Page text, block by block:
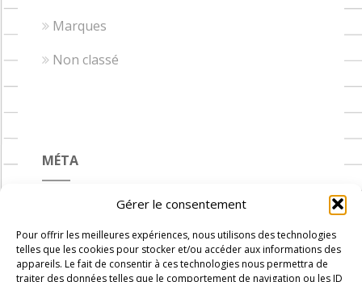
Gérer le consentement
Pour offrir les meilleures expériences, nous utilisons des technologies
telles que les cookies pour stocker et/ou accéder aux informations des
appareils. Le fait de consentir à ces technologies nous permettra de
traiter des données telles que le comportement de navigation ou les ID
Marques
Non classé
MÉTA
Connexion
Flux des publications
Flux des commentaires